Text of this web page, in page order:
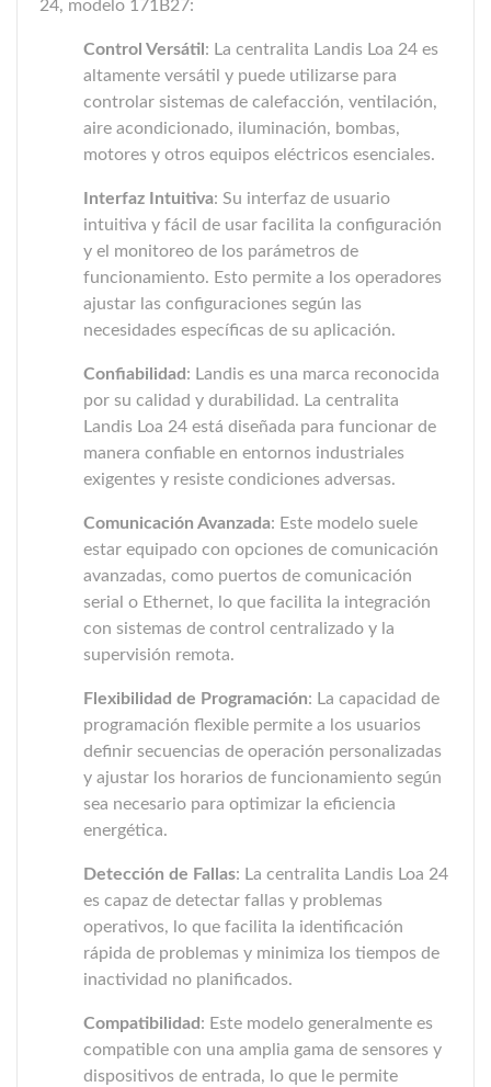
24, modelo 171B27:
Control Versátil : La centralita Landis Loa 24 es
altamente versátil y puede utilizarse para
controlar sistemas de calefacción, ventilación,
aire acondicionado, iluminación, bombas,
motores y otros equipos eléctricos esenciales.
Interfaz Intuitiva: Su interfaz de usuario
intuitiva y fácil de usar facilita la configuración
y el monitoreo de los parámetros de
funcionamiento. Esto permite a los operadores
ajustar las configuraciones según las
necesidades específicas de su aplicación.
Confiabilidad: Landis es una marca reconocida
por su calidad y durabilidad. La centralita
Landis Loa 24 está diseñada para funcionar de
manera confiable en entornos industriales
exigentes y resiste condiciones adversas.
Comunicación Avanzada: Este modelo suele
estar equipado con opciones de comunicación
avanzadas, como puertos de comunicación
serial o Ethernet, lo que facilita la integración
con sistemas de control centralizado y la
supervisión remota.
Flexibilidad de Programación: La capacidad de
programación flexible permite a los usuarios
definir secuencias de operación personalizadas
y ajustar los horarios de funcionamiento según
sea necesario para optimizar la eficiencia
energética.
Detección de Fallas: La centralita Landis Loa 24
es capaz de detectar fallas y problemas
operativos, lo que facilita la identificación
rápida de problemas y minimiza los tiempos de
inactividad no planificados.
Compatibilidad: Este modelo generalmente es
compatible con una amplia gama de sensores y
dispositivos de entrada, lo que le permite